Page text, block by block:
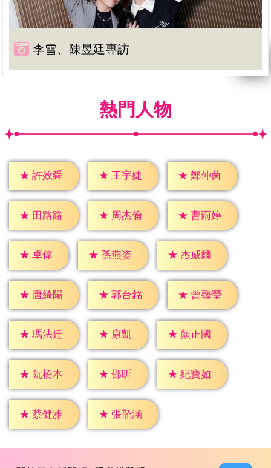
李雪、陳昱廷專訪
熱門人物
★ 許效舜 ★ 王宇婕 ★ 鄭仲茵
★ 田路路 ★ 周杰倫 ★ 曹雨婷
★ 卓偉 ★ 孫燕姿 ★ 杰威爾
★ 唐綺陽 ★ 郭台銘 ★ 曾馨瑩
★ 瑪法達 ★ 康凱 ★ 顏正國
★ 阮橋本 ★ 邵昕 ★ 紀寶如
★ 蔡健雅 ★ 張韶涵